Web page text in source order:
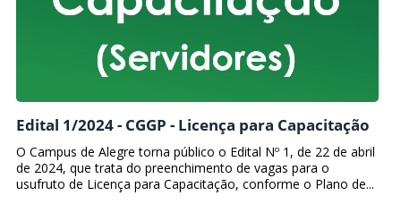
Edital 1/2024 - CGGP - Licença para Capacitação
O Campus de Alegre torna público o Edital Nº 1, de 22 de abril
de 2024, que trata do preenchimento de vagas para o
usufruto de Licença para Capacitação, conforme o Plano de...